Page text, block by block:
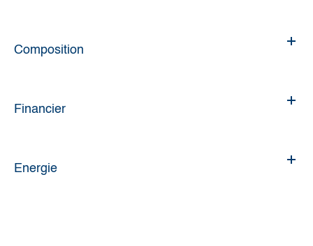
Composition
Financier
Energie